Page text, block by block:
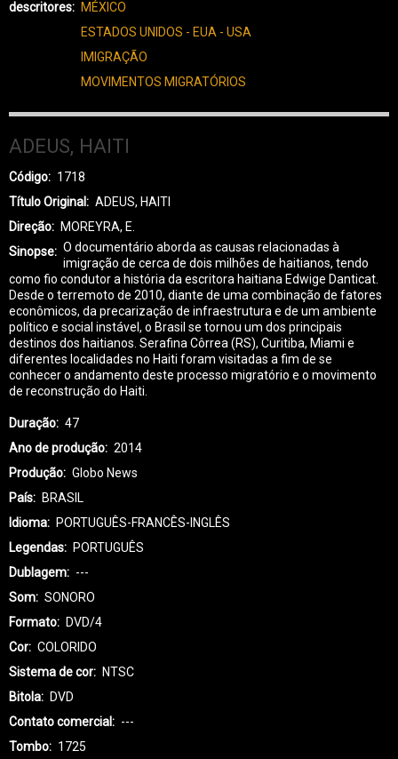
descritores
MÉXICO
ESTADOS UNIDOS - EUA - USA
IMIGRAÇÃO
MOVIMENTOS MIGRATÓRIOS
ADEUS, HAITI
Código
1718
Título Original
ADEUS, HAITI
Direção
MOREYRA, E.
Sinopse
O documentário aborda as causas relacionadas à
imigração de cerca de dois milhões de haitianos, tendo
como fio condutor a história da escritora haitiana Edwige Danticat.
Desde o terremoto de 2010, diante de uma combinação de fatores
econômicos, da precarização de infraestrutura e de um ambiente
político e social instável, o Brasil se tornou um dos principais
destinos dos haitianos. Serafina Côrrea (RS), Curitiba, Miami e
diferentes localidades no Haiti foram visitadas a fim de se
conhecer o andamento deste processo migratório e o movimento
de reconstrução do Haiti.
Duração
47
Ano de produção
2014
Produção
Globo News
País
BRASIL
Idioma
PORTUGUÊS-FRANCÊS-INGLÊS
Legendas
PORTUGUÊS
Dublagem
---
Som
SONORO
Formato
DVD/4
Cor
COLORIDO
Sistema de cor
NTSC
Bitola
DVD
Contato comercial
---
Tombo
1725